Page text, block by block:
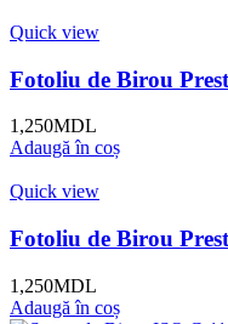
Quick view
Fotoliu de Birou
1,250MDL
Adaugă în coș
Quick view
Fotoliu de Birou
1,250MDL
Adaugă în coș